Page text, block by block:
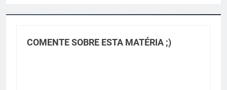
COMENTE SOBRE ESTA MATÉRIA ;)